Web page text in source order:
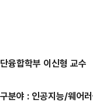
융합학부 이신형 교수
분야 : 인공지능/웨어